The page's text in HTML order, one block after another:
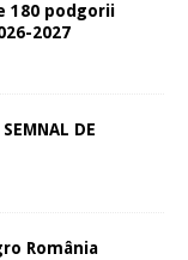
180 podgorii
2027
DE
România